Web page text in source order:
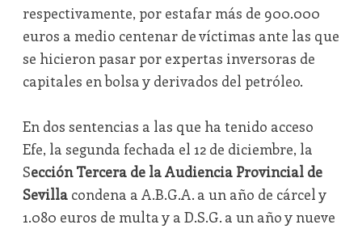
respectivamente, por estafar más de 900.000
euros a medio centenar de víctimas ante las que
se hicieron pasar por expertas inversoras de
capitales en bolsa y derivados del petróleo.
En dos sentencias a las que ha tenido acceso
Efe, la segunda fechada el 12 de diciembre, la
Sección Tercera de la Audiencia Provincial de
Sevillacondena a A.B.G.A. a un año de cárcel y
1.080 euros de multa y a D.S.G. a un año y nueve